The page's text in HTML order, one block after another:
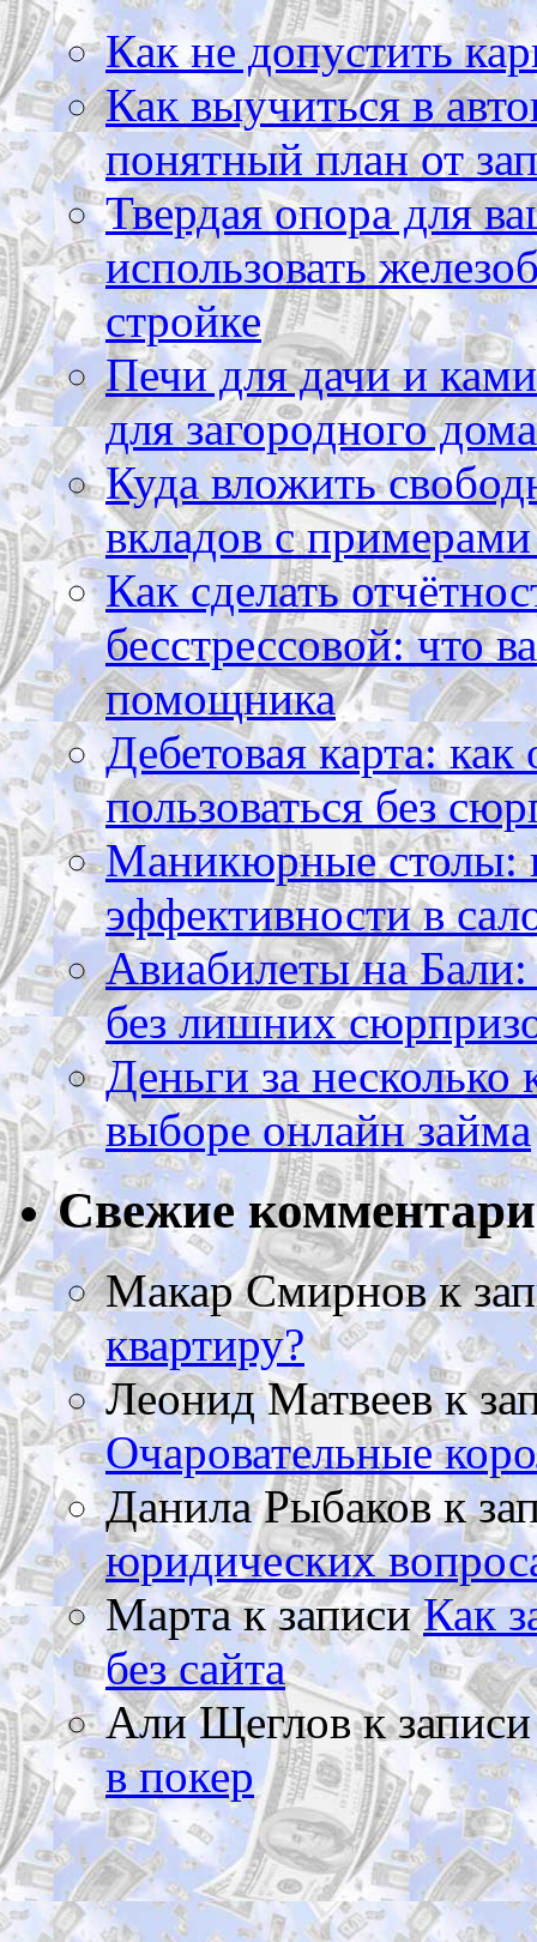
Как не допустить
Как выучиться в
понятный план от
Твердая опора для
использовать
стройке
Печи для дачи и
для загородного дома
Куда вложить
вкладов с
Как сделать
бесстрессовой: что
помощника
Дебетовая карта:
пользоваться без
Маникюрные столы:
эффективности в
Авиабилеты на Бали:
без лишних
Деньги за
выборе онлайн займа
Свежие
Макар Смирновк
квартиру?
Леонид Матвеевк
Очаровательные
Данила Рыбаковк
юридических
Мартак записиКак
без сайта
Али Щегловк
в покер